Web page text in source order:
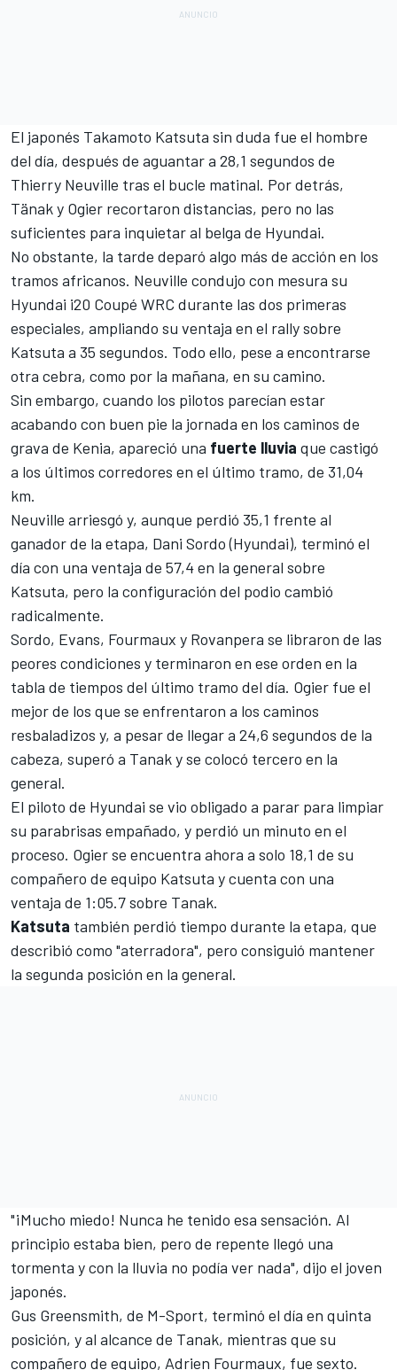
El japonés Takamoto Katsuta sin duda fue el hombre
del día, después de aguantar a 28,1 segundos de
Thierry Neuville tras el bucle matinal. Por detrás,
Tänak y Ogier recortaron distancias, pero no las
suficientes para inquietar al belga de Hyundai.
No obstante, la tarde deparó algo más de acción en los
tramos africanos. Neuville condujo con mesura su
Hyundai i20 Coupé WRC durante las dos primeras
especiales, ampliando su ventaja en el rally sobre
Katsuta a 35 segundos. Todo ello, pese a encontrarse
otra cebra, como por la mañana, en su camino.
Sin embargo, cuando los pilotos parecían estar
acabando con buen pie la jornada en los caminos de
grava de Kenia, apareció una fuerte lluvia que castigó
a los últimos corredores en el último tramo, de 31,04
km.
Neuville arriesgó y, aunque perdió 35,1 frente al
ganador de la etapa, Dani Sordo(Hyundai), terminó el
día con una ventaja de 57,4 en la general sobre
Katsuta, pero la configuración del podio cambió
radicalmente.
Sordo, Evans, Fourmaux y Rovanpera se libraron de las
peores condiciones y terminaron en ese orden en la
tabla de tiempos del último tramo del día. Ogier fue el
mejor de los que se enfrentaron a los caminos
resbaladizos y, a pesar de llegar a 24,6 segundos de la
cabeza, superó a Tanak y se colocó tercero en la
general.
El piloto de Hyundai se vio obligado a parar para limpiar
su parabrisas empañado, y perdió un minuto en el
proceso. Ogier se encuentra ahora a solo 18,1 de su
compañero de equipo Katsuta y cuenta con una
ventaja de 1:05.7 sobre Tanak.
Katsuta también perdió tiempo durante la etapa, que
describió como "aterradora", pero consiguió mantener
la segunda posición en la general.
"¡Mucho miedo! Nunca he tenido esa sensación. Al
principio estaba bien, pero de repente llegó una
tormenta y con la lluvia no podía ver nada", dijo el joven
japonés.
Gus Greensmith, de M-Sport, terminó el día en quinta
posición, y al alcance de Tanak, mientras que su
compañero de equipo, Adrien Fourmaux, fue sexto.